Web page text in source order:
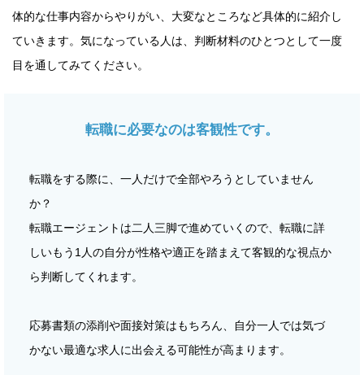
体的な仕事内容からやりがい、大変なところなど具体的に紹介し
ていきます。気になっている人は、判断材料のひとつとして一度
目を通してみてください。
転職に必要なのは客観性です。
転職をする際に、一人だけで全部やろうとしていません
か？
転職エージェントは二人三脚で進めていくので、転職に詳
しいもう1人の自分が性格や適正を踏まえて客観的な視点か
ら判断してくれます。
応募書類の添削や面接対策はもちろん、自分一人では気づ
かない最適な求人に出会える可能性が高まります。